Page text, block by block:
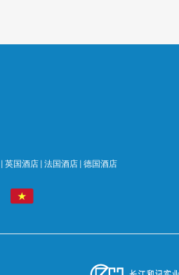
| 英国酒店 | 法国酒店 | 德国酒店